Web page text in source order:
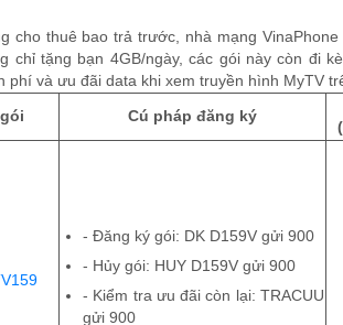
cho thuê bao trả trước, nhà mạng
chỉ tặng bạn 4GB/ngày, các gói này còn đi
phí và ưu đãi data khi xem truyền hình MyTV
Cú pháp đăng ký
- Đăng ký gói: DK D159V gửi 900
- Hủy gói: HUY D159V gửi 900
- Kiểm tra ưu đãi còn lại: TRACUU
gửi 900